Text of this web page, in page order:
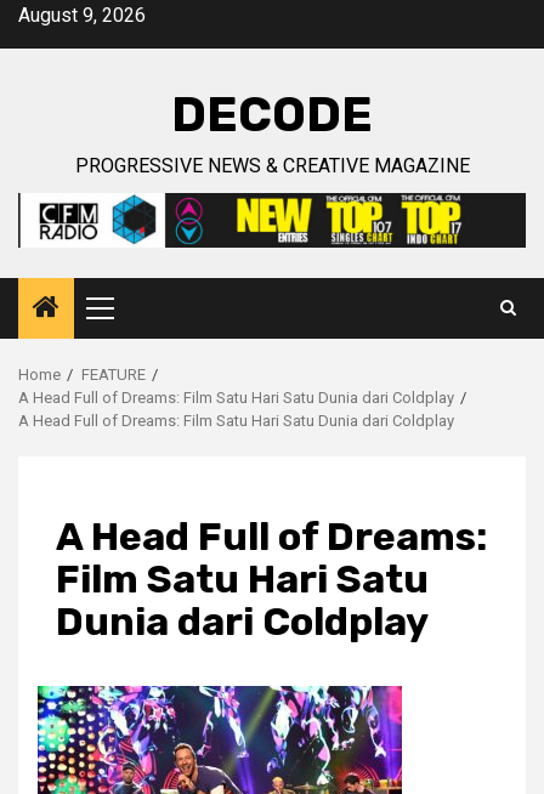
SkipAugust 9, 2026
DECODE
PROGRESSIVE NEWS & CREATIVE MAGAZINE
Primary
Menu
Home
FEATURE
A Head Full of Dreams: Film Satu Hari Satu Dunia dari Coldplay
A Head Full of Dreams: Film Satu Hari Satu Dunia dari Coldplay
A Head Full of Dreams:
Film Satu Hari Satu
Dunia dari Coldplay